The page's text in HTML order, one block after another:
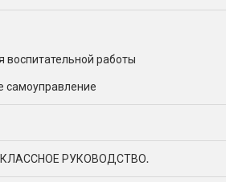
воспитательной работы
самоуправление
РУКОВОДСТВО.